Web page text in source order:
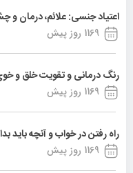
اعتیاد جنسی: علائم، درمان و
1169 روز پیش
رنگ درمانی و تقویت خلق و
1169 روز پیش
راه رفتن در خواب و آنچه باید
1169 روز پیش